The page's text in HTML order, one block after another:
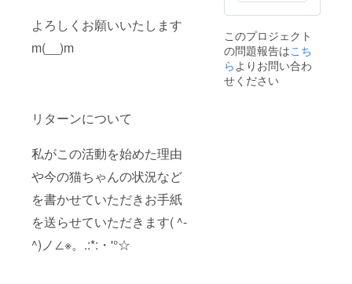
よろしくお願いいたします
m(__)m
リターンについて
私がこの活動を始めた理由
や今の猫ちゃんの状況など
を書かせていただきお手紙
を送らせていただきます( ^-
^)ノ∠※。.:*:・'°☆
このプロジェクト
の問題報告はこち
ら よりお問い合わ
せください